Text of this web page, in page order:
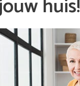
huis!